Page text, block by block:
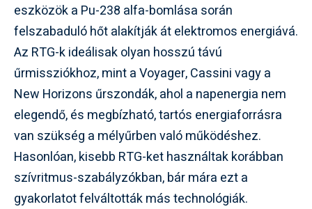
eszközök a Pu-238 alfa-bomlása során
felszabaduló hőt alakítják át elektromos energiává.
Az RTG-k ideálisak olyan hosszú távú
űrmissziókhoz, mint a Voyager, Cassini vagy a
New Horizons űrszondák, ahol a napenergia nem
elegendő, és megbízható, tartós energiaforrásra
van szükség a mélyűrben való működéshez.
Hasonlóan, kisebb RTG-ket használtak korábban
szívritmus-szabályzókban, bár mára ezt a
gyakorlatot felváltották más technológiák.